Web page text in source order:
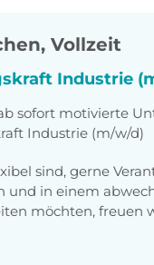
, Vollzeit
Industrie
sofort motivierte
Industrie (m/w/d)
sind, gerne
und in einem
möchten, freuen